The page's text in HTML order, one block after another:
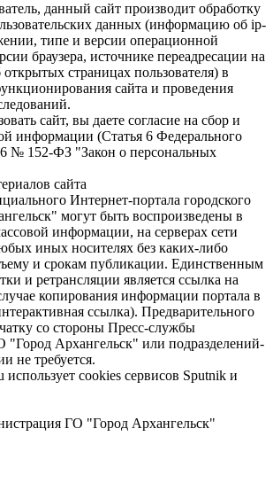
данный сайт производит обработку
данных (информацию об ip-
типе и версии операционной
браузера, источнике переадресации на
открытых страницах пользователя) в
сайта и проведения
сайт, вы даете согласие на сбор и
информации (Статья 6 Федерального
№ 152-ФЗ "Закон о персональных
сайта
Интернет-портала городского
могут быть воспроизведены в
информации, на серверах сети
иных носителях без каких-либо
и срокам публикации. Единственным
и ретрансляции является ссылка на
копирования информации портала в
ссылка). Предварительного
со стороны Пресс-службы
Архангельск" или подразделений-
не требуется.
cookies сервисов Sputnik и
ГО "Город Архангельск"